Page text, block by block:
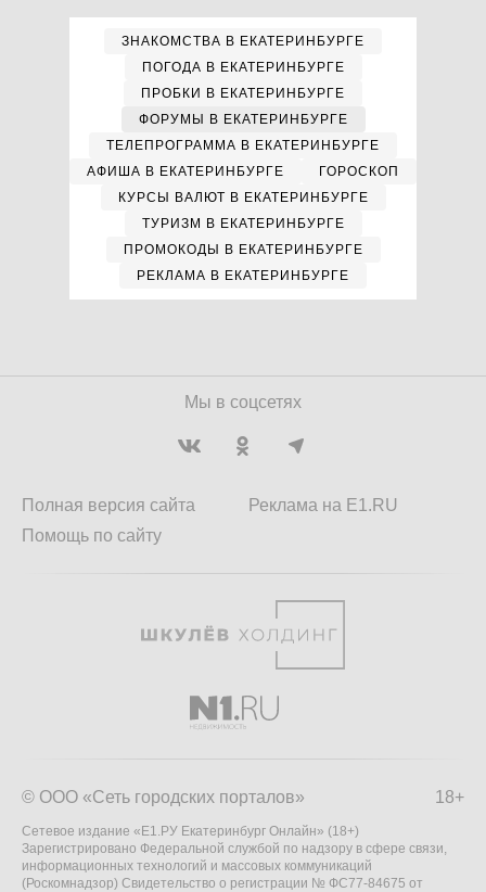
ЗНАКОМСТВА В ЕКАТЕРИНБУРГЕ
ПОГОДА В ЕКАТЕРИНБУРГЕ
ПРОБКИ В ЕКАТЕРИНБУРГЕ
ФОРУМЫ В ЕКАТЕРИНБУРГЕ
ТЕЛЕПРОГРАММА В ЕКАТЕРИНБУРГЕ
АФИША В ЕКАТЕРИНБУРГЕ
ГОРОСКОП
КУРСЫ ВАЛЮТ В ЕКАТЕРИНБУРГЕ
ТУРИЗМ В ЕКАТЕРИНБУРГЕ
ПРОМОКОДЫ В ЕКАТЕРИНБУРГЕ
РЕКЛАМА В ЕКАТЕРИНБУРГЕ
Мы в соцсетях
Полная версия сайта
Помощь по сайту
Реклама на E1.RU
18+
© ООО «Сеть городских порталов»
Сетевое издание «Е1.РУ Екатеринбург Онлайн» (18+)
Зарегистрировано Федеральной службой по надзору в сфере связи,
информационных технологий и массовых коммуникаций
(Роскомнадзор) Свидетельство о регистрации № ФС77-84675 от